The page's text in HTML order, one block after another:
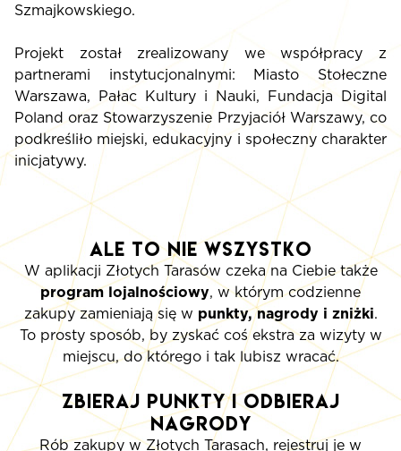
Szmajkowskiego.
Projekt został zrealizowany we współpracy z
partnerami instytucjonalnymi: Miasto Stołeczne
Warszawa, Pałac Kultury i Nauki, Fundacja Digital
Poland oraz Stowarzyszenie Przyjaciół Warszawy, co
podkreśliło miejski, edukacyjny i społeczny charakter
inicjatywy.
Ale to nie wszystko
W aplikacji Złotych Tarasów czeka na Ciebie także
program lojalnościowy, w którym codzienne
zakupy zamieniają się w punkty, nagrody i zniżki.
To prosty sposób, by zyskać coś ekstra za wizyty w
miejscu, do którego i tak lubisz wracać.
Zbieraj punkty i odbieraj
nagrody
Rób zakupy w Złotych Tarasach, rejestruj je w